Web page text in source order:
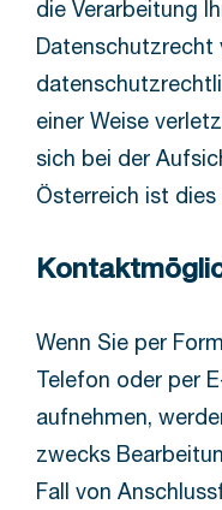
die Verarbeitung
Datenschutzrecht
einer Weise
sich bei der
Österreich ist
Wenn Sie per
Telefon oder per
aufnehmen,
zwecks
Fall von